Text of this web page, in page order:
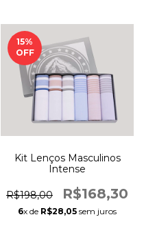
15%
OFF
Kit Lenços Masculinos
Intense
R$198,00 R$168,30
6x de R$28,05 sem juros